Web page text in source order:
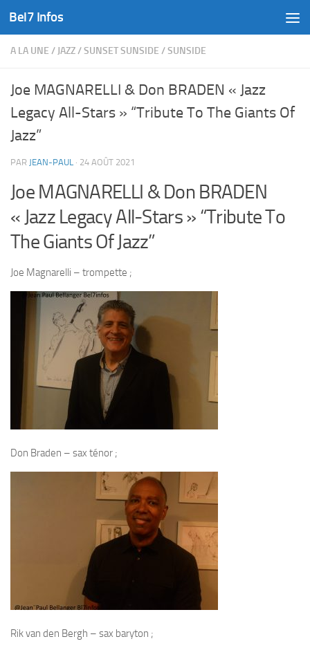
Skip to content
Bel7 Infos
A LA UNE / JAZZ/SUNSET SUNSIDE /SUNSIDE
Joe MAGNARELLI & Don BRADEN « Jazz
Legacy All-Stars » “Tribute To The Giants Of
Jazz”
PAR JEAN-PAUL · 24 AOÛT 2021
Joe MAGNARELLI & Don BRADEN
« Jazz Legacy All-Stars » “Tribute To
The Giants Of Jazz”
Joe Magnarelli – trompette ;
Don Braden – sax ténor ;
Rik van den Bergh – sax baryton ;